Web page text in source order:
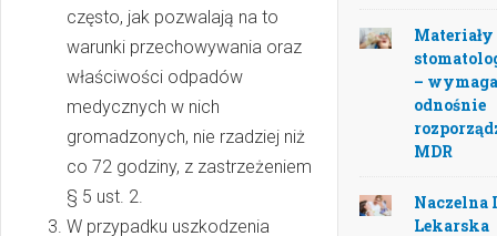
często, jak pozwalają na to
warunki przechowywania oraz
właściwości odpadów
medycznych w nich
gromadzonych, nie rzadziej niż
co 72 godziny, z zastrzeżeniem
§ 5 ust. 2.
W przypadku uszkodzenia
Materiały
–
odnośnie
MDR
Naczelna
Lekarska